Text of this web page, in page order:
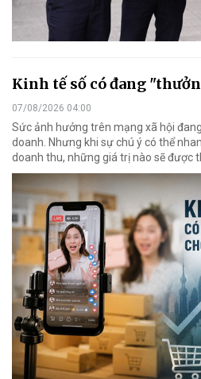
Kinh tế số có đang
07/08/2026 04:00
Sức ảnh hưởng trên mạng xã hội
doanh. Nhưng khi sự chú ý có thể
doanh thu, những giá trị nào sẽ được